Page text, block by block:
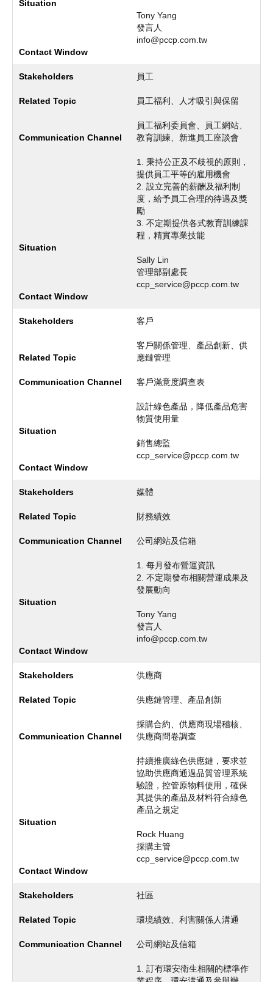
Tony Yang
發言人
info@pccp.com.tw
員工
員工福利、人才吸引與保留
員工福利委員會、員工網站、
教育訓練、新進員工座談會
1. 秉持公正及不歧視的原則，
提供員工平等的雇用機會
2. 設立完善的薪酬及福利制
度，給予員工合理的待遇及獎
勵
3. 不定期提供各式教育訓練課
程，精實專業技能
Sally Lin
管理部副處長
ccp_service@pccp.com.tw
客戶
客戶關係管理、產品創新、供
應鏈管理
客戶滿意度調查表
設計綠色產品，降低產品危害
物質使用量
銷售總監
ccp_service@pccp.com.tw
媒體
財務績效
公司網站及信箱
1. 每月發布營運資訊
2. 不定期發布相關營運成果及
發展動向
Tony Yang
發言人
info@pccp.com.tw
供應商
供應鏈管理、產品創新
採購合約、供應商現場稽核、
供應商問卷調查
持續推廣綠色供應鏈，要求並
協助供應商通過品質管理系統
驗證，控管原物料使用，確保
其提供的產品及材料符合綠色
產品之規定
Rock Huang
採購主管
ccp_service@pccp.com.tw
社區
環境績效、利害關係人溝通
公司網站及信箱
1. 訂有環安衛生相關的標準作